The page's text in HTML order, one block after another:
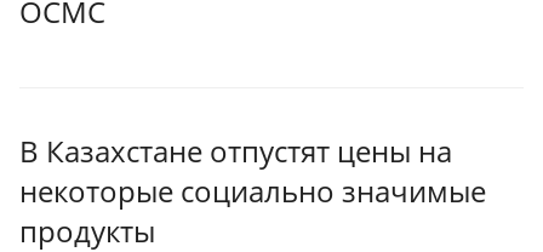
ОСМС
В Казахстане отпустят цены на
некоторые социально значимые
продукты